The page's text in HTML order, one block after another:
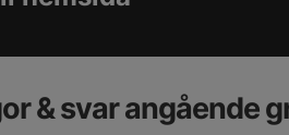
& svar angående